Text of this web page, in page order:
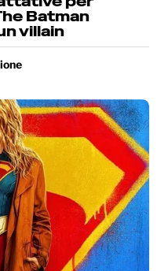
Batman
villain